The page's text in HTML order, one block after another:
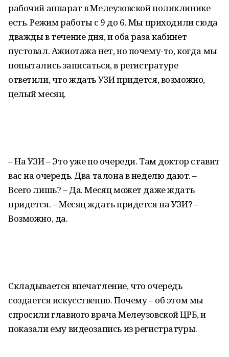
рабочий аппарат в Мелеузовской поликлинике
есть. Режим работы с 9 до 6. Мы приходили сюда
дважды в течение дня, и оба раза кабинет
пустовал. Ажиотажа нет, но почему-то, когда мы
попытались записаться, в регистратуре
ответили, что ждать УЗИ придется, возможно,
целый месяц.
– На УЗИ – Это уже по очереди. Там доктор ставит
вас на очередь. Два талона в неделю дают. –
Всего лишь? – Да. Месяц может даже ждать
придется. – Месяц ждать придется на УЗИ? –
Возможно, да.
Складывается впечатление, что очередь
создается искусственно. Почему – об этом мы
спросили главного врача Мелеузовской ЦРБ, и
показали ему видеозапись из регистратуры.